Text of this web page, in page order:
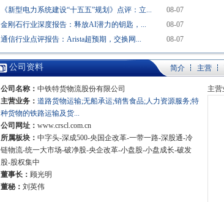
08-07
《新型电力系统建设“十五五”规划》点评：立...
08-07
金刚石行业深度报告：释放AI潜力的钥匙，...
08-07
通信行业点评报告：Arista超预期，交换网...
公司资料 简介 主营
公司名称： 中铁特货物流股份有限公司
主营业务： 道路货物运输;无船承运;销售食品;人力资源服务;特
种货物的铁路运输及货...
公司网址： www.crscl.com.cn
所属板块： 中字头-深成500-央国企改革-一带一路-深股通-冷
链物流-统一大市场-破净股-央企改革-小盘股-小盘成长-破发
股-股权集中
董事长： 顾光明
董秘： 刘英伟
主营